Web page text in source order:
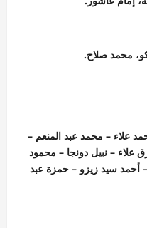
محمد صلاح.
علاء – محمد عبد المنعم –
علاء – نبيل دونجا – محمود
أحمد سيد زيزو – حمزة عبد